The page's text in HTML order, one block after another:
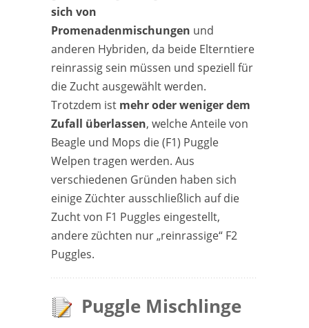
sich von
Promenadenmischungen und
anderen Hybriden, da beide Elterntiere
reinrassig sein müssen und speziell für
die Zucht ausgewählt werden.
Trotzdem ist mehr oder weniger dem
Zufall überlassen, welche Anteile von
Beagle und Mops die (F1) Puggle
Welpen tragen werden. Aus
verschiedenen Gründen haben sich
einige Züchter ausschließlich auf die
Zucht von F1 Puggles eingestellt,
andere züchten nur „reinrassige“ F2
Puggles.
Puggle Mischlinge